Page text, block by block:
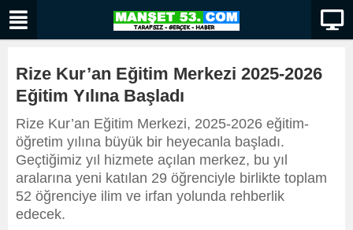
Rize Kur’an Eğitim Merkezi 2025-2026
Eğitim Yılına Başladı
Rize Kur’an Eğitim Merkezi, 2025-2026 eğitim-
öğretim yılına büyük bir heyecanla başladı.
Geçtiğimiz yıl hizmete açılan merkez, bu yıl
aralarına yeni katılan 29 öğrenciyle birlikte toplam
52 öğrenciye ilim ve irfan yolunda rehberlik
edecek.